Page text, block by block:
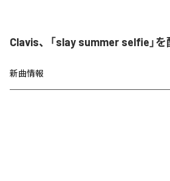
Clavis、「slay summer selfie」
新曲情報